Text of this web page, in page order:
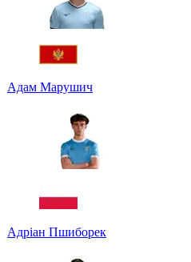
Адам Марушич
Адріан Пшиборек